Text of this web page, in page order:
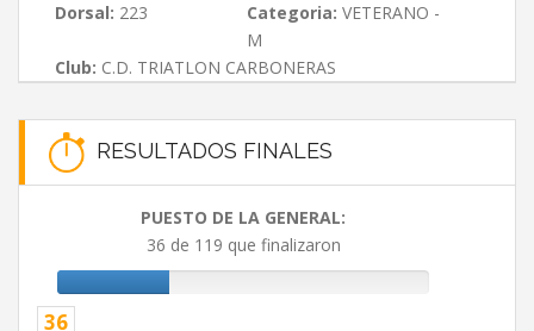
Dorsal: 223 Categoria: VETERANO -
M
Club: C.D. TRIATLON CARBONERAS
RESULTADOS FINALES
PUESTO DE LA GENERAL:
36 de 119 que finalizaron
36